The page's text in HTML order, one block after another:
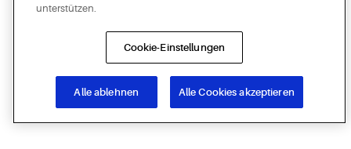
unterstützen.
Cookie-Einstellungen
Alle ablehnen Alle Cookies akzeptieren